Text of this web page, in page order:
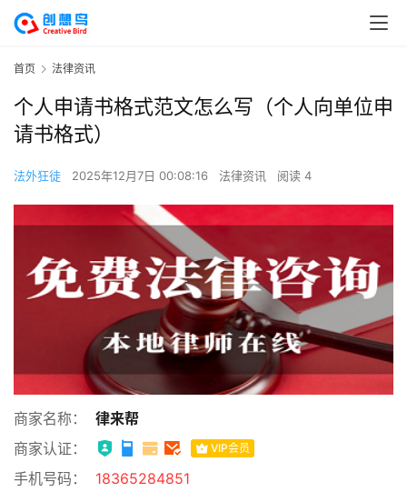
首页 法律资讯
个人申请书格式范文怎么写（个人向单位申
请书格式）
法外狂徒 2025年12月7日 00:08:16 法律资讯 阅读 4
商家名称：
律来帮
商家认证：
VIP会员
手机号码：
18365284851